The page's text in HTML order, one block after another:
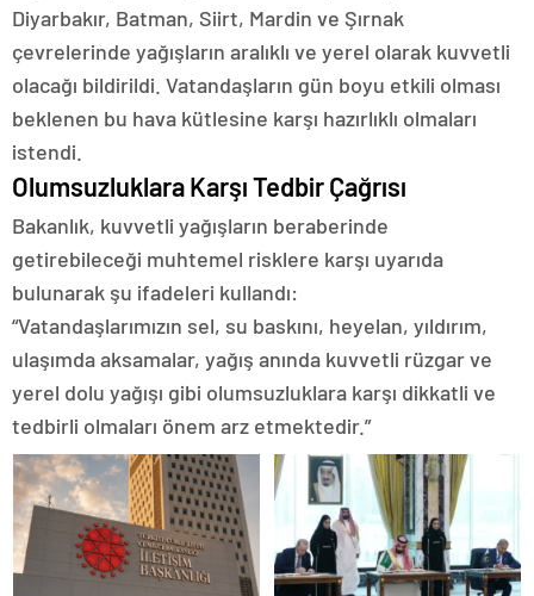
Diyarbakır, Batman, Siirt, Mardin ve Şırnak
çevrelerinde yağışların aralıklı ve yerel olarak kuvvetli
olacağı bildirildi. Vatandaşların gün boyu etkili olması
beklenen bu hava kütlesine karşı hazırlıklı olmaları
istendi.
Olumsuzluklara Karşı Tedbir Çağrısı
Bakanlık, kuvvetli yağışların beraberinde
getirebileceği muhtemel risklere karşı uyarıda
bulunarak şu ifadeleri kullandı:
“Vatandaşlarımızın sel, su baskını, heyelan, yıldırım,
ulaşımda aksamalar, yağış anında kuvvetli rüzgar ve
yerel dolu yağışı gibi olumsuzluklara karşı dikkatli ve
tedbirli olmaları önem arz etmektedir.”